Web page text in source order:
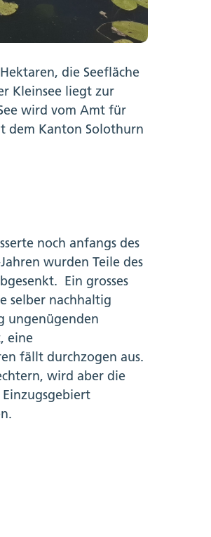
die Seefläche
Kleinsee liegt zur
wird vom Amt für
dem Kanton Solothurn
noch anfangs des
wurden Teile des
Ein grosses
selber nachhaltig
ungenügenden
eine
fällt durchzogen aus.
wird aber die